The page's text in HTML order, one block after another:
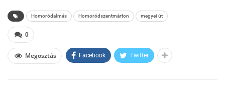
Homoródalmás Homoródszentmárton megyei út
0
Megosztás Facebook Twitter